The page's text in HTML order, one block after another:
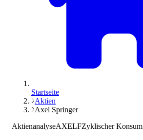
Startseite
Aktien
Axel Springer
AktienanalyseAXELFZyklischer Konsum